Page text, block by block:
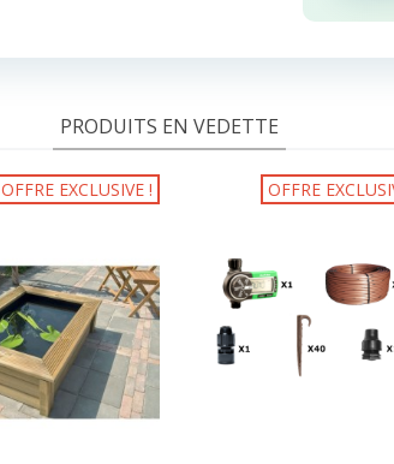
PRODUITS EN VEDETTE
OFFRE EXCLUSIVE ! OFFRE